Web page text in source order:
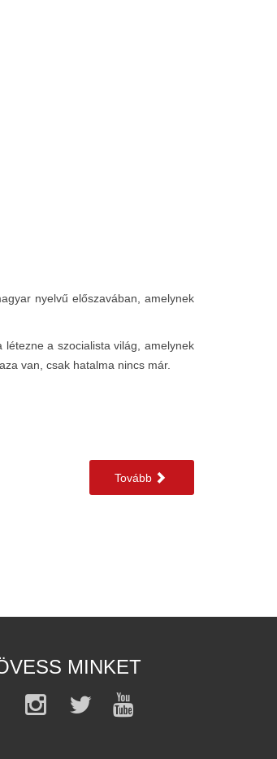
nyelvű előszavában, amelynek
a szocialista világ, amelynek
van, csak hatalma nincs már.
Tovább
MINKET